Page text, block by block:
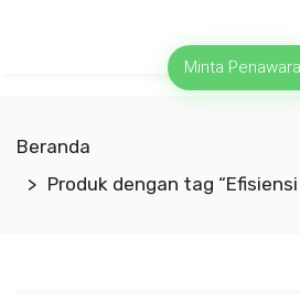
Minta
Beranda
Produk dengan tag